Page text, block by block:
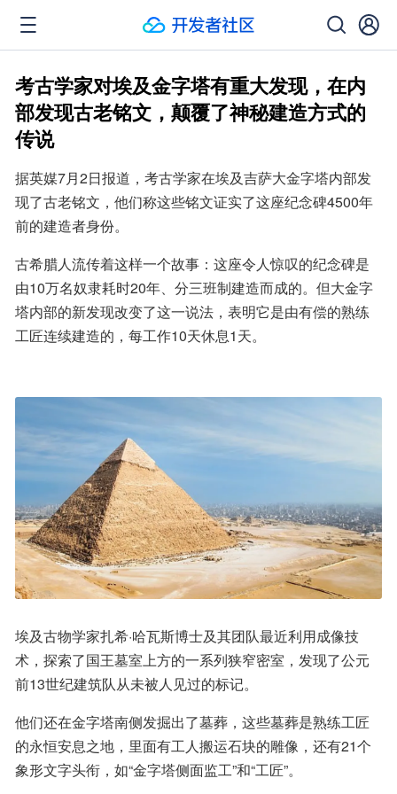
考古学家对埃及金字塔有重大发现，在内
部发现古老铭文，颠覆了神秘建造方式的
传说
据英媒7月2日报道，考古学家在埃及吉萨大金字塔内部发
现了古老铭文，他们称这些铭文证实了这座纪念碑4500年
前的建造者身份。
古希腊人流传着这样一个故事：这座令人惊叹的纪念碑是
由10万名奴隶耗时20年、分三班制建造而成的。但大金字
塔内部的新发现改变了这一说法，表明它是由有偿的熟练
工匠连续建造的，每工作10天休息1天。
埃及古物学家扎希·哈瓦斯博士及其团队最近利用成像技
术，探索了国王墓室上方的一系列狭窄密室，发现了公元
前13世纪建筑队从未被人见过的标记。
他们还在金字塔南侧发掘出了墓葬，这些墓葬是熟练工匠
的永恒安息之地，里面有工人搬运石块的雕像，还有21个
象形文字头衔，如“金字塔侧面监工”和“工匠”。